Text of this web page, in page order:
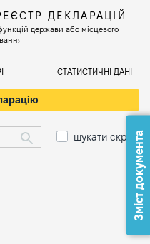
ДЕКЛАРАЦІЙ
держави або місцевого
СТАТИСТИЧНІ ДАНІ
шукати скрізьЗміст документа